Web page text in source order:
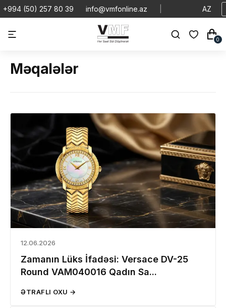
+994 (50) 257 80 39 info@vmfonline.az AZ
0
Məqalələr
12.06.2026
Zamanın Lüks İfadəsi: Versace DV-25
Round VAM040016 Qadın Sa...
ƏTRAFLI OXU →